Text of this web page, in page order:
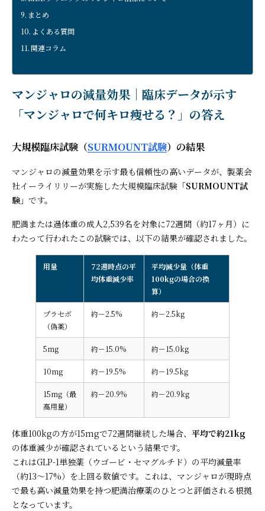
まとめ
よくある質問
関連コラム
マンジャロの減量効果｜臨床データが示す
「マンジャロで何キロ痩せる？」の答え
大規模臨床試験（SURMOUNT試験）の結果
マンジャロの減量効果を示す最も信頼性の高いデータが、製薬会
社イーライリリーが実施した大規模臨床試験「SURMOUNT試
験 」です。
肥満または過体重の成人2,539名を対象に72週間（約17ヶ月）に
わたって行われたこの試験では、以下の結果が確認されました。
用量
72週時点の平
均体重減少率
平均減少量（体重
100kgの場合の換
算）
プラセボ
（偽薬）
約－2.5% 約－2.5kg
5mg 約－15.0% 約－15.0kg
10mg 約－19.5% 約－19.5kg
15mg（最
高用量）
約－20.9% 約－20.9kg
体重100kgの方が15mgで72週間継続した場合、 平均で約21kg
の体重減少が確認されているという結果です。
これはGLP-1単独薬（ウゴービ・セマグルチド）の平均減量率
（約13〜17%）を上回る数値です。これは、マンジャロが現時点
で最も高い減量効果を持つ肥満治療薬のひとつと評価される根拠
となっています。